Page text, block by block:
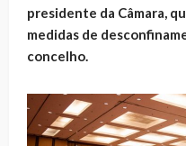
presidente da Câmara,
medidas de
concelho.